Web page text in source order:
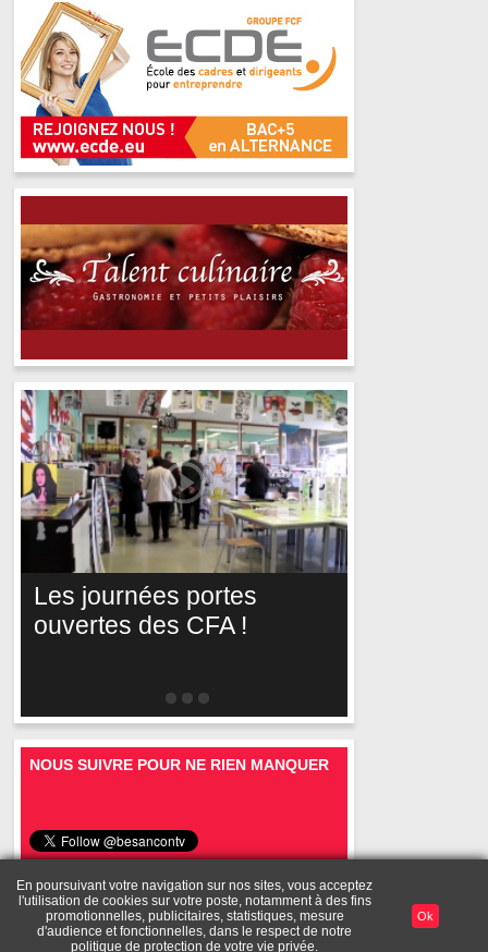
Les journées portes
ouvertes des CFA !
NOUS SUIVRE POUR NE RIEN MANQUER
En poursuivant votre navigation sur nos sites, vous acceptez
l'utilisation de cookies sur votre poste, notamment à des fins
promotionnelles, publicitaires, statistiques, mesure
d'audience et fonctionnelles, dans le respect de notre
politique de protection de votre vie privée.
Ok
Mentions
légales
A
propos
Toutes les
vidéos
Diffusez vos
vidéos
Publicité